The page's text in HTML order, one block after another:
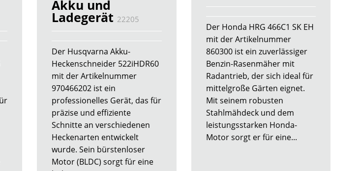
Akku und
Ladegerät 22205
Der Husqvarna Akku-
Heckenschneider 522iHDR60
mit der Artikelnummer
970466202 ist ein
professionelles Gerät, das für
präzise und effiziente
Schnitte an verschiedenen
Heckenarten entwickelt
wurde. Sein bürstenloser
Motor (BLDC) sorgt für eine
Der Honda HRG 466C1 SK EH
mit der Artikelnummer
860300 ist ein zuverlässiger
Benzin-Rasenmäher mit
Radantrieb, der sich ideal für
mittelgroße Gärten eignet.
Mit seinem robusten
Stahlmähdeck und dem
leistungsstarken Honda-
Motor sorgt er für eine...